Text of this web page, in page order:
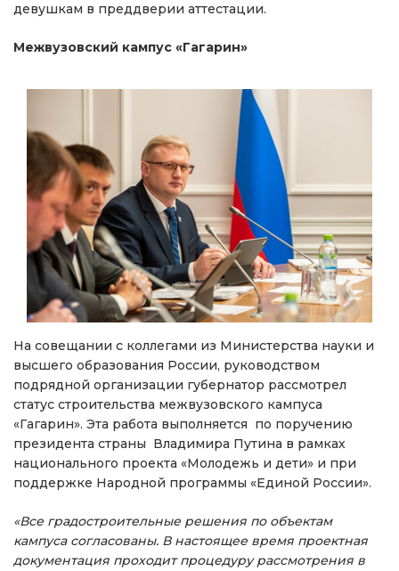
девушкам в преддверии аттестации.
Межвузовский кампус «Гагарин»
На совещании с коллегами из Министерства науки и
высшего образования России, руководством
подрядной организации губернатор рассмотрел
статус строительства межвузовского кампуса
«Гагарин». Эта работа выполняется по поручению
президента страны Владимира Путина в рамках
национального проекта «Молодежь и дети» и при
поддержке Народной программы «Единой России».
«Все градостроительные решения по объектам
кампуса согласованы. В настоящее время проектная
документация проходит процедуру рассмотрения в